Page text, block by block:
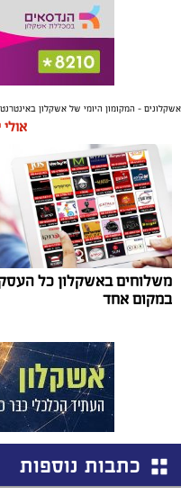
אשקלונים - המקומון היומי של אשקלון באינטרנט
משלוחים באשקלון כל
במקום אחד
כתבות נוספות